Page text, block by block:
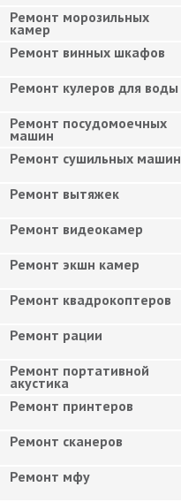
Ремонт морозильных
камер
Ремонт винных шкафов
Ремонт кулеров для воды
Ремонт посудомоечных
машин
Ремонт сушильных машин
Ремонт вытяжек
Ремонт видеокамер
Ремонт экшн камер
Ремонт квадрокоптеров
Ремонт рации
Ремонт портативной
акустика
Ремонт принтеров
Ремонт сканеров
Ремонт мфу